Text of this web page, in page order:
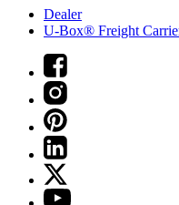
Dealer
U-Box® Freight